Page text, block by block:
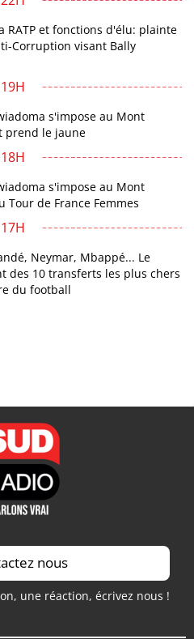
RATP et fonctions d'élu: plainte
Corruption visant Bally
19H
s'impose au Mont
prend le jaune
18H
s'impose au Mont
Tour de France Femmes
17H
Neymar, Mbappé... Le
des 10 transferts les plus chers
du football
nous
une réaction, écrivez nous !